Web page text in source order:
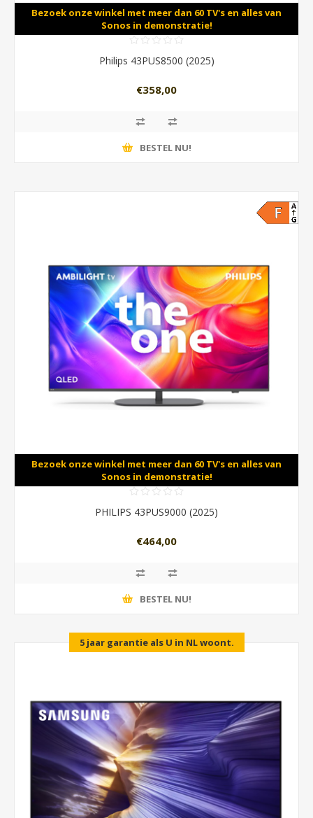
Bezoek onze winkel met meer dan 60 TV's en alles van
Sonos in demonstratie!
Philips 43PUS8500 (2025)
€358,00
BESTEL NU!
Bezoek onze winkel met meer dan 60 TV's en alles van
Sonos in demonstratie!
PHILIPS 43PUS9000 (2025)
€464,00
BESTEL NU!
5 jaar garantie als U in NL woont.